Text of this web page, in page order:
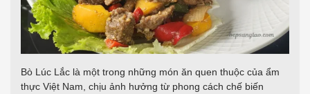
Bò Xào Thập Cẩm
cơm gạo lứt,món ngon với thịt bò